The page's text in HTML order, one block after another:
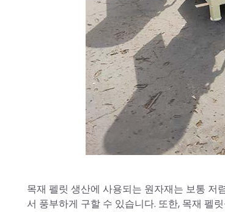
목재 펠릿 생산에 사용되는 원자재는 보통 저
서 풍부하게 구할 수 있습니다. 또한, 목재 펠